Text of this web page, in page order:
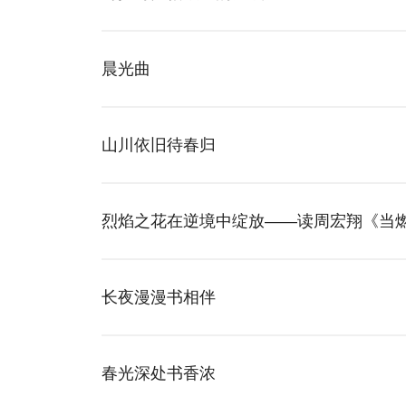
晨光曲
山川依旧待春归
烈焰之花在逆境中绽放——读周宏翔《当
长夜漫漫书相伴
春光深处书香浓